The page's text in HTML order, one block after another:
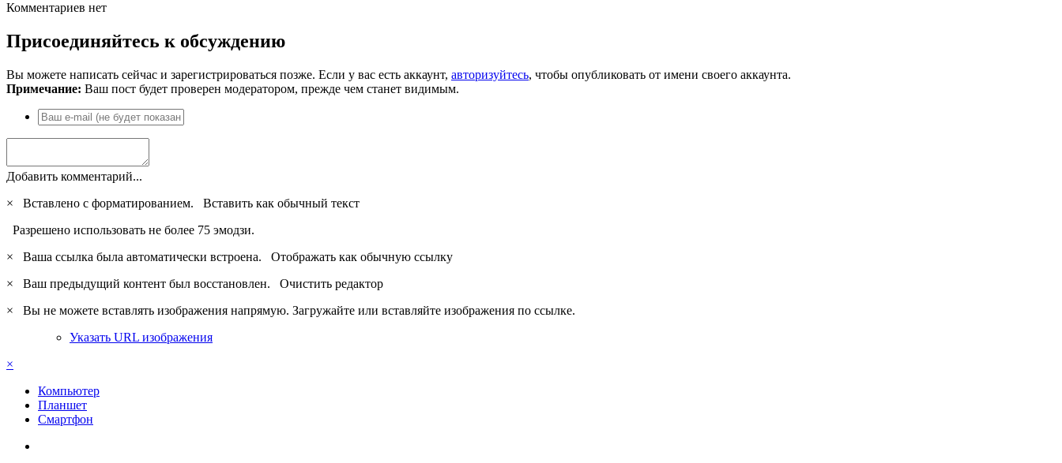
Комментариев нет
Присоединяйтесь к обсуждению
Вы можете написать сейчас и зарегистрироваться позже. Если у вас есть аккаунт, авторизуйтесь, чтобы опубликовать от имени своего аккаунта.
Примечание: Ваш пост будет проверен модератором, прежде чем станет видимым.
Добавить комментарий...
×
Вставлено с форматированием. Вставить как обычный текст
Разрешено использовать не более 75 эмодзи.
×
Ваша ссылка была автоматически встроена. Отображать как обычную ссылку
×
Ваш предыдущий контент был восстановлен. Очистить редактор
×
Вы не можете вставлять изображения напрямую. Загружайте или вставляйте изображения по ссылке.
Указать URL изображения
×
Компьютер
Планшет
Смартфон